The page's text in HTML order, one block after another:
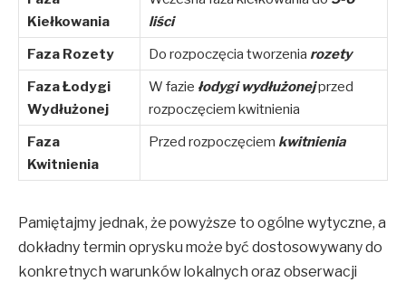
Kiełkowania
liści
Faza Rozety
Do rozpoczęcia tworzenia rozety
Faza Łodygi
Wydłużonej
W fazie łodygi wydłużonejprzed
rozpoczęciem kwitnienia
Faza
Kwitnienia
Przed rozpoczęciem kwitnienia
Pamiętajmy jednak, że powyższe to ogólne wytyczne, a
dokładny termin oprysku może być dostosowywany do
konkretnych warunków lokalnych oraz obserwacji